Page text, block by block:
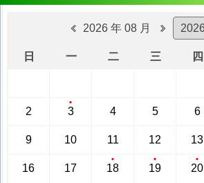
2026 年 08 月
日 一 二 三 四
2 3 4 5 6
9 10 11 12 13
16 17 18
19
20